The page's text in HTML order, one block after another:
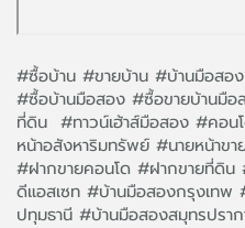
#ซื้อบ้าน #ขายบ้าน #บ้านมือสอ
#ซื้อบ้านมือสอง #ซื้อขายบ้านมื
ที่ดิน #ทาวน์เฮ้าส์มือสอง #คอ
หน้าอสังหาริมทรัพย์ #นายหน้าข
#ฝากขายคอนโด #ฝากขายที่ดิ
ดีแอสเซท #บ้านมือสองกรุงเท
ปทุมธานี #บ้านมือสองสมุทรปราก